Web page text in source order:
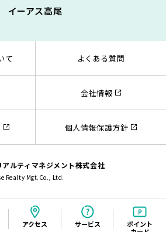
アクセス サービス
ポイント
イーアス高尾
て よくある質問
会社情報
個人情報保護方針
アルティマネジメント株式会社
Realty Mgt.Co., Ltd.